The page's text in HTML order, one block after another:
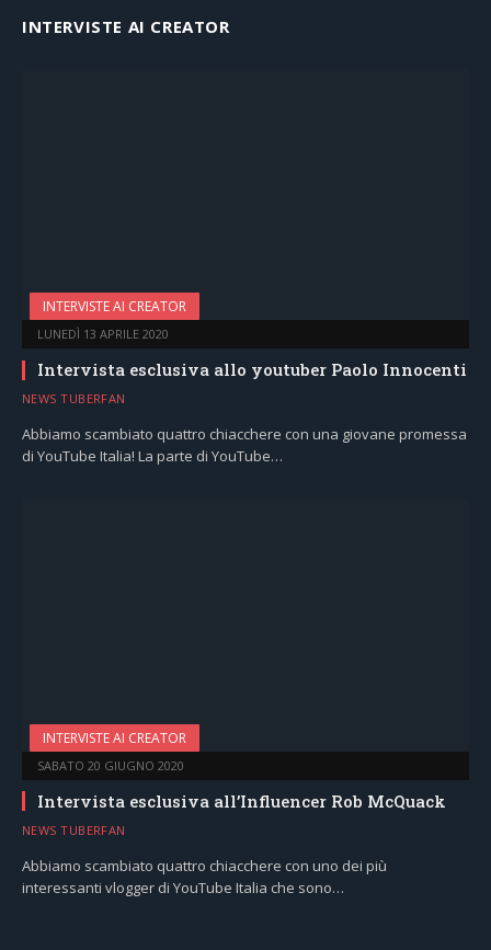
INTERVISTE AI CREATOR
INTERVISTE AI CREATOR
LUNEDÌ 13 APRILE 2020
Intervista esclusiva allo youtuber Paolo Innocenti
NEWS TUBERFAN
Abbiamo scambiato quattro chiacchere con una giovane promessa
di YouTube Italia! La parte di YouTube…
INTERVISTE AI CREATOR
SABATO 20 GIUGNO 2020
Intervista esclusiva all’Influencer Rob McQuack
NEWS TUBERFAN
Abbiamo scambiato quattro chiacchere con uno dei più
interessanti vlogger di YouTube Italia che sono…